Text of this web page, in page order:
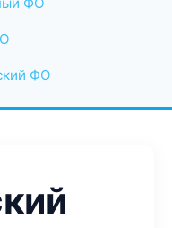
ФО